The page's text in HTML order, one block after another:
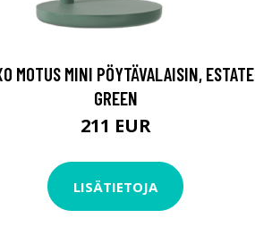
MOTUS MINI PÖYTÄVALAISIN, ESTATE
GREEN
211 EUR
LISÄTIETOJA